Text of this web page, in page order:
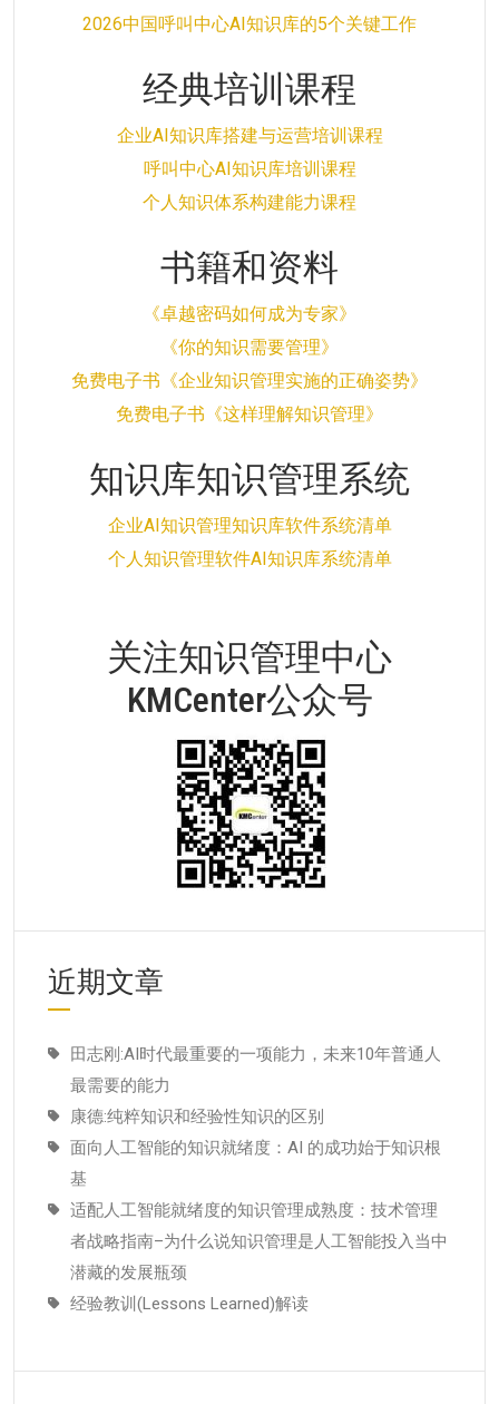
2026中国呼叫中心AI知识库的5个关键工作
经典培训课程
企业AI知识库搭建与运营培训课程
呼叫中心AI知识库培训课程
个人知识体系构建能力课程
书籍和资料
《卓越密码如何成为专家》
《你的知识需要管理》
免费电子书《企业知识管理实施的正确姿势》
免费电子书《这样理解知识管理》
知识库知识管理系统
企业AI知识管理知识库软件系统清单
个人知识管理软件AI知识库系统清单
关注知识管理中心
KMCenter公众号
近期文章
田志刚:AI时代最重要的一项能力，未来10年普通人
最需要的能力
康德:纯粹知识和经验性知识的区别
面向人工智能的知识就绪度：AI 的成功始于知识根
基
适配人工智能就绪度的知识管理成熟度：技术管理
者战略指南–为什么说知识管理是人工智能投入当中
潜藏的发展瓶颈
经验教训(Lessons Learned)解读